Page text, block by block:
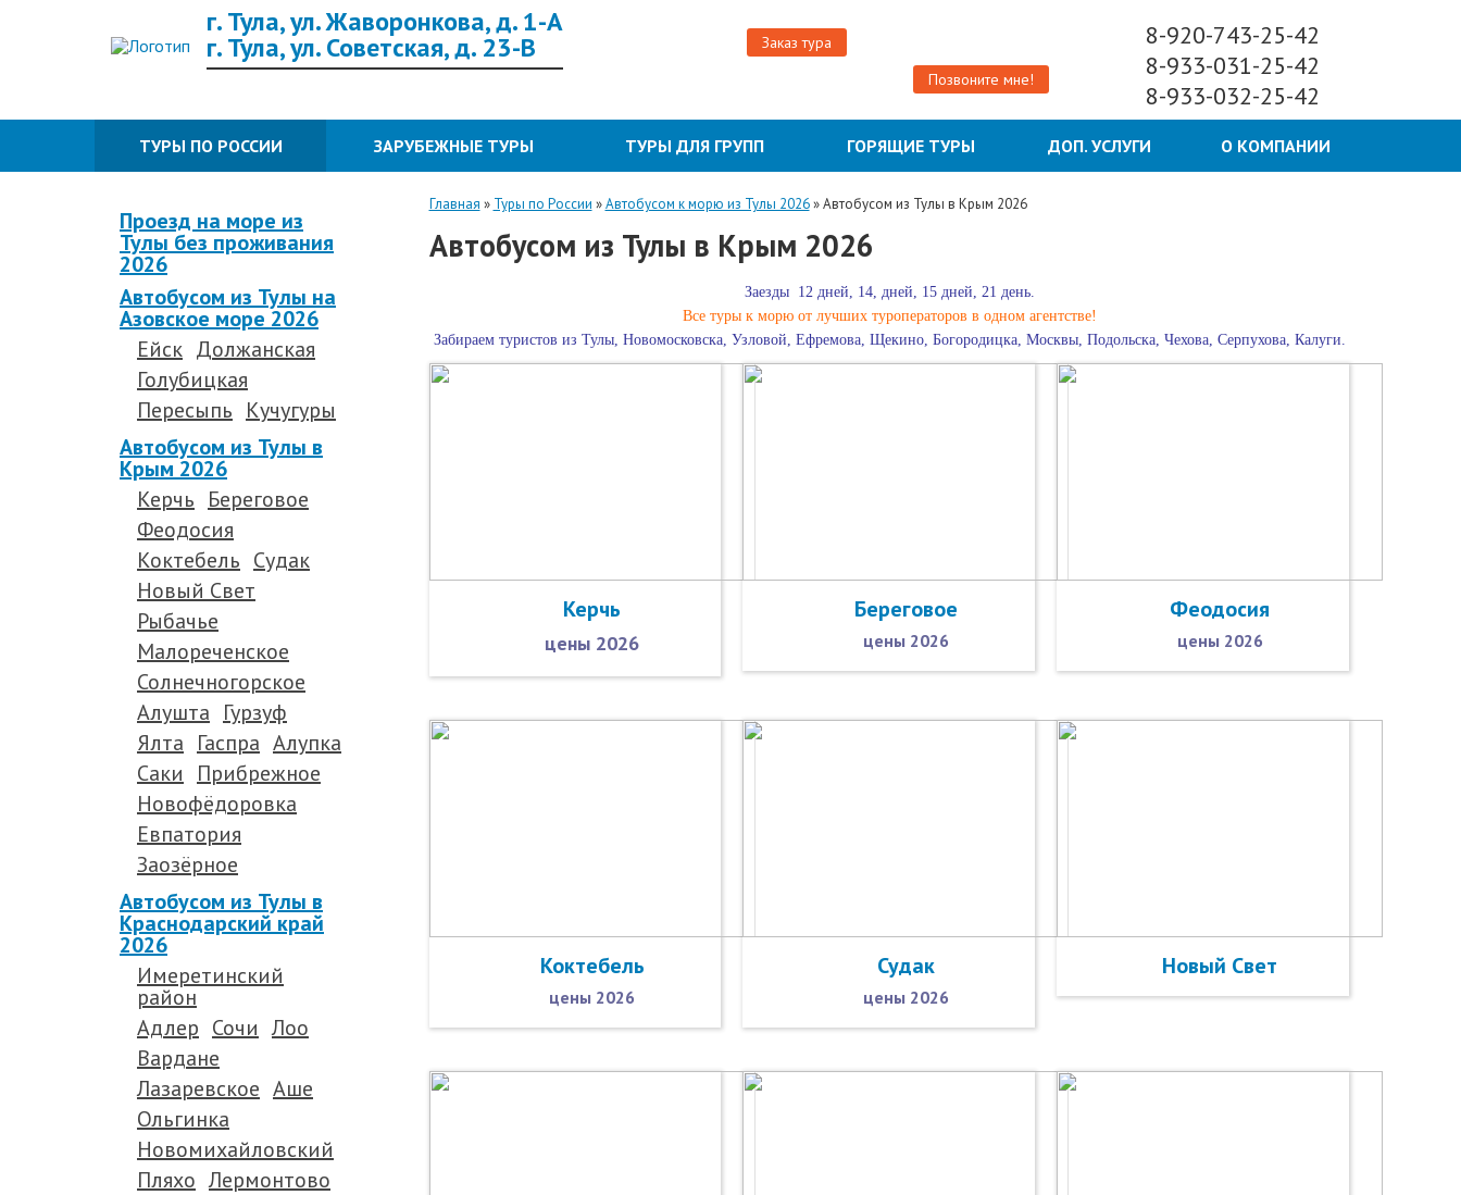
г. Тула, ул. Жаворонкова, д. 1-А
г. Тула, ул. Советская, д. 23-В
Заказ тура
Позвоните мне!
8-920-743-25-42
8-933-031-25-42
8-933-032-25-42
ТУРЫ ПО РОССИИ ЗАРУБЕЖНЫЕ ТУРЫ ТУРЫ ДЛЯ ГРУПП ГОРЯЩИЕ ТУРЫ ДОП. УСЛУГИ О КОМПАНИИ
Проезд на море из
Тулы без проживания
2026
Автобусом из Тулы на
Азовское море 2026
Ейск Должанская
Голубицкая
Пересыпь Кучугуры
Автобусом из Тулы в
Крым 2026
Керчь Береговое
Феодосия
Коктебель Судак
Новый Свет
Рыбачье
Малореченское
Солнечногорское
Алушта Гурзуф
Ялта Гаспра Алупка
Саки
Прибрежное
Новофёдоровка
Евпатория
Заозёрное
Автобусом из Тулы в
Краснодарский край
2026
Имеретинский
район
Адлер Сочи Лоо
Вардане
Лазаревское Аше
Ольгинка
Новомихайловский
Пляхо Лермонтово
Главная » Туры по России »Автобусом к морю из Тулы 2026»Автобусом из Тулы в Крым 2026
Автобусом из Тулы в Крым 2026
Заезды 12 дней, 14, дней, 15 дней, 21 день.
Все туры к морю от лучших туроператоров в одном агентстве!
Забираем туристов из Тулы, Новомосковска, Узловой, Ефремова, Щекино, Богородицка, Москвы, Подольска, Чехова, Серпухова, Калуги.
Керчь
цены 2026
Береговое
цены 2026
Феодосия
цены 2026
Коктебель
цены 2026
Судак
цены 2026
Новый Свет